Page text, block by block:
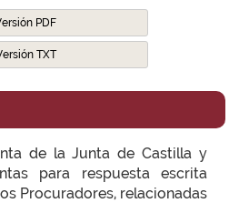
PDF
TXT
de la Junta de Castilla y
para respuesta escrita
Procuradores, relacionadas